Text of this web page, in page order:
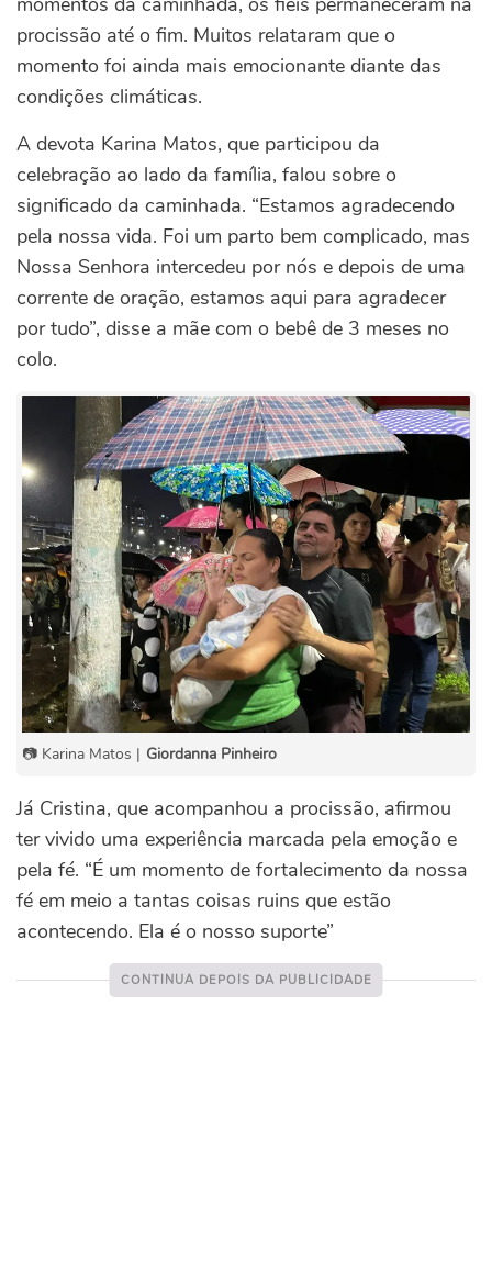
procissão até o fim. Muitos relataram que o
momento foi ainda mais emocionante diante das
condições climáticas.
A devota Karina Matos, que participou da
celebração ao lado da família, falou sobre o
significado da caminhada. “Estamos agradecendo
pela nossa vida. Foi um parto bem complicado, mas
Nossa Senhora intercedeu por nós e depois de uma
corrente de oração, estamos aqui para agradecer
por tudo”, disse a mãe com o bebê de 3 meses no
colo.
📷 Karina Matos | Giordanna Pinheiro
Já Cristina, que acompanhou a procissão, afirmou
ter vivido uma experiência marcada pela emoção e
pela fé. “É um momento de fortalecimento da nossa
fé em meio a tantas coisas ruins que estão
acontecendo. Ela é o nosso suporte”